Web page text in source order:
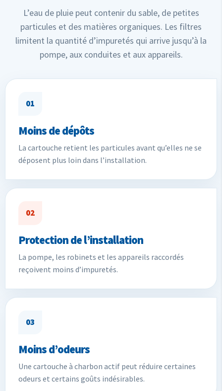
L’eau de pluie peut contenir du sable, de petites
particules et des matières organiques. Les filtres
limitent la quantité d’impuretés qui arrive jusqu’à la
pompe, aux conduites et aux appareils.
01
Moins de dépôts
La cartouche retient les particules avant qu’elles ne se
déposent plus loin dans l’installation.
02
Protection de l’installation
La pompe, les robinets et les appareils raccordés
reçoivent moins d’impuretés.
03
Moins d’odeurs
Une cartouche à charbon actif peut réduire certaines
odeurs et certains goûts indésirables.